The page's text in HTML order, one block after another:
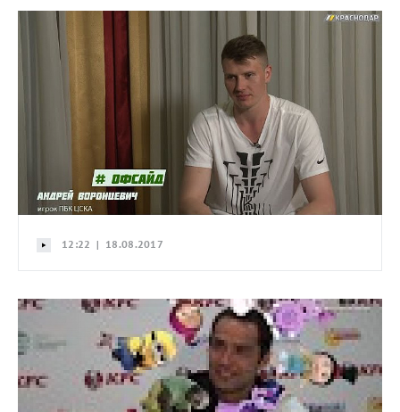
12:22 | 18.08.2017